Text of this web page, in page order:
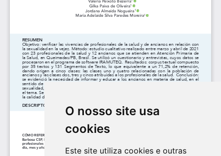
O nosso site usa
cookies
Este site utiliza cookies e outras